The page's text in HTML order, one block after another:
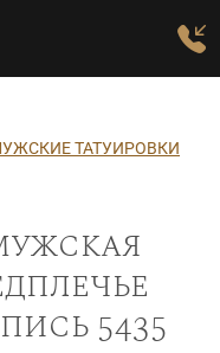
ТАТУИРОВКИ
5435